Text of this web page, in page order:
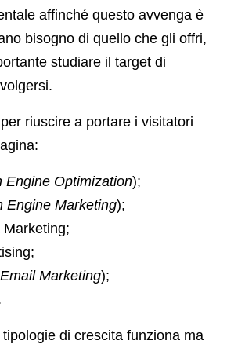
affinché questo avvenga è
bisogno di quello che gli offri,
studiare il target di
riuscire a portare i visitatori
Engine Optimization);
Engine Marketing);
Marketing);
di crescita funziona ma